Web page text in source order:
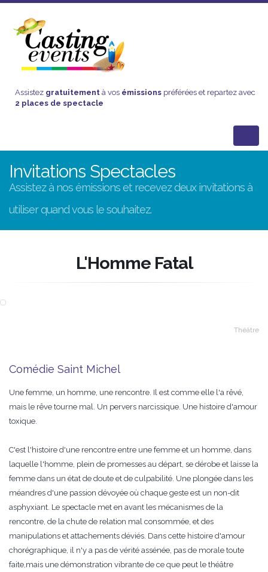
Assistez gratuitement à vos émissions préférées et repartez avec
2 places de spectacle
Invitations Spectacles
Assistez à nos émissions et recevez deux invitations à
utiliser quand vous le souhaitez.
L'Homme Fatal
Théâtre
Comédie Saint Michel
Une femme, un homme, une rencontre. Il est comme elle l'a rêvé,
mais le rêve tourne mal. Un pervers narcissique. Une histoire d'amour
toxique.
C'est l'histoire d'une rencontre entre une femme et un homme, dans
laquelle l'homme, plein de promesses au départ, se dérobe et laisse la
femme dans un état de doute et de culpabilité. Une plongée dans les
méandres d'une passion dévoyée où chaque geste est un non-dit
asphyxiant. Le spectacle met en avant les mécanismes de la
rencontre, de la chute de relation mal consommée, et des
manipulations et attachements déviés. Dans cette histoire d'amour
chorégraphique, il n'y a pas de vérité assénée, pas de morale toute
faite,mais une démonstration vibrante de ce que peut le théâtre